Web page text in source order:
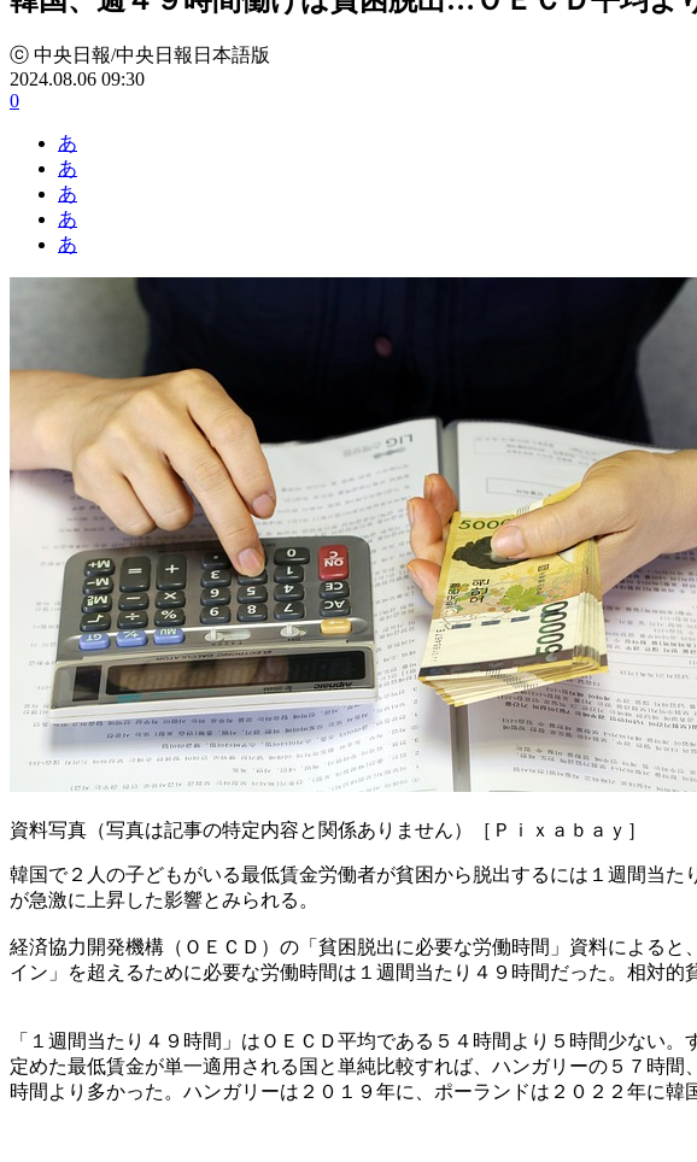
ⓒ 中央日報/中央日報日本語版
2024.08.06 09:30
0
あ
あ
あ
あ
あ
資料写真（写真は記事の特定内容と関係ありません）［Ｐｉｘａｂａｙ］
韓国で２人の子どもがいる最低賃金労働者が貧困から脱出するには１週間当
が急激に上昇した影響とみられる。
経済協力開発機構（ＯＥＣＤ）の「貧困脱出に必要な労働時間」資料による
イン」を超えるために必要な労働時間は１週間当たり４９時間だった。相対
「１週間当たり４９時間」はＯＥＣＤ平均である５４時間より５時間少ない
定めた最低賃金が単一適用される国と単純比較すれば、ハンガリーの５７時
時間より多かった。ハンガリーは２０１９年に、ポーランドは２０２２年に韓